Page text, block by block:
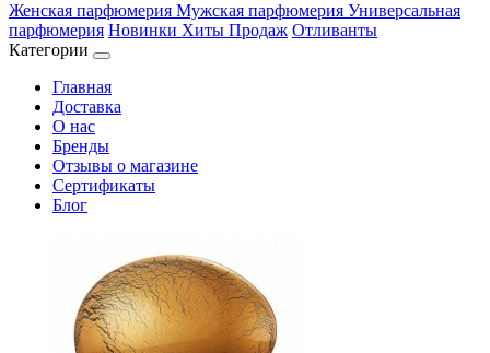
Женская парфюмерия Мужская парфюмерия Универсальная
парфюмерия Новинки Хиты Продаж Отливанты
Категории
Главная
Доставка
О нас
Бренды
Отзывы о магазине
Сертификаты
Блог